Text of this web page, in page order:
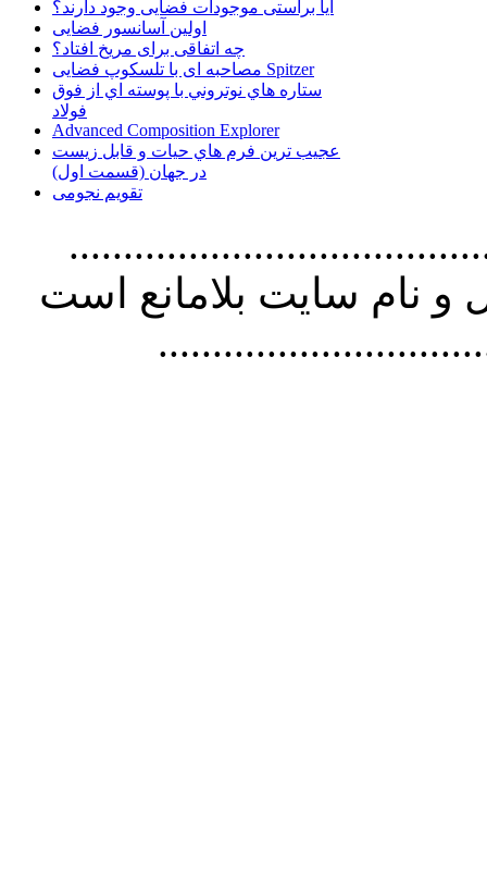
آیا براستی موجودات فضایی وجود دارند؟
اولین آسانسور فضایی
چه اتفاقی برای مریخ افتاد؟
مصاحبه ای با تلسکوپ فضایی Spitzer
ستاره هاي نوتروني با پوسته اي از فوق
فولاد
Advanced Composition Explorer
عجیب ترین فرم هاي حيات و قابل زيست
در جهان (قسمت اول)
تقویم نجومی
استفاده از
نام سايت بلامانع است